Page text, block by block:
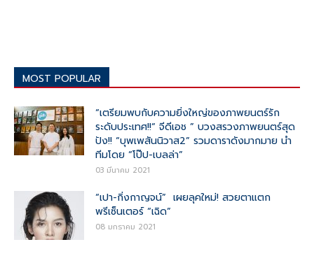
MOST POPULAR
“เตรียมพบกับความยิ่งใหญ่ของภาพยนตร์รัก
ระดับประเทศ!!“ จีดีเอช ” บวงสรวงภาพยนตร์สุด
ปัง!! “บุพเพสันนิวาส2” รวมดาราดังมากมาย นำ
ทีมโดย “โป๊ป-เบลล่า”
03 มีนาคม 2021
“เปา-กิ่งกาญจน์” เผยลุคใหม่! สวยตาแตก
พรีเซ็นเตอร์ “เฉิด”
08 มกราคม 2021